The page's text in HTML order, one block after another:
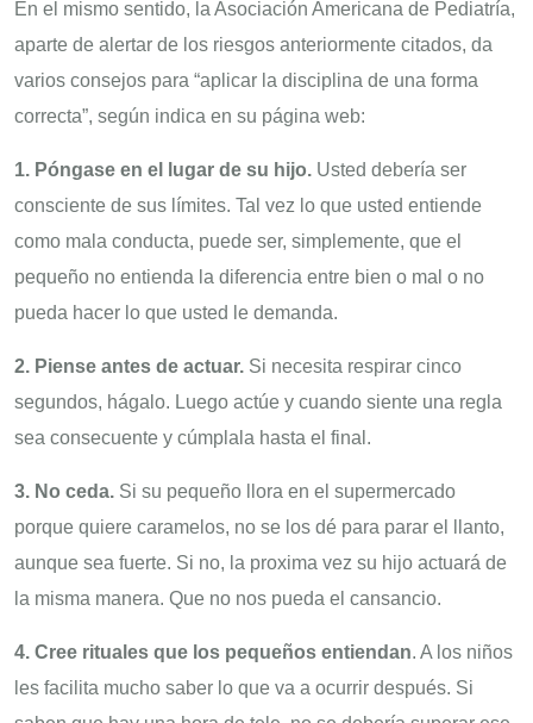
En el mismo sentido, la Asociación Americana de Pediatría,
aparte de alertar de los riesgos anteriormente citados, da
varios consejos para “aplicar la disciplina de una forma
correcta”, según indica en su página web:
1. Póngase en el lugar de su hijo. Usted debería ser
consciente de sus límites. Tal vez lo que usted entiende
como mala conducta, puede ser, simplemente, que el
pequeño no entienda la diferencia entre bien o mal o no
pueda hacer lo que usted le demanda.
2. Piense antes de actuar. Si necesita respirar cinco
segundos, hágalo. Luego actúe y cuando siente una regla
sea consecuente y cúmplala hasta el final.
3. No ceda. Si su pequeño llora en el supermercado
porque quiere caramelos, no se los dé para parar el llanto,
aunque sea fuerte. Si no, la proxima vez su hijo actuará de
la misma manera. Que no nos pueda el cansancio.
4. Cree rituales que los pequeños entiendan. A los niños
les facilita mucho saber lo que va a ocurrir después. Si